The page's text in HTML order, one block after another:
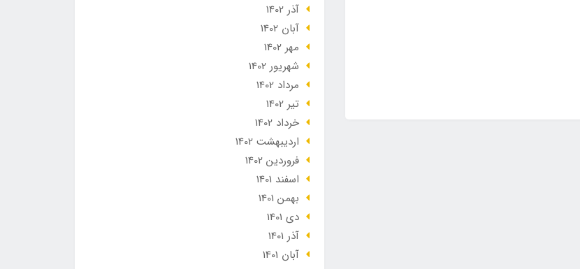
آذر 1402
آبان 1402
مهر 1402
شهریور 1402
مرداد 1402
تير 1402
خرداد 1402
ارديبهشت 1402
فروردین 1402
اسفند 1401
بهمن 1401
دی 1401
آذر 1401
آبان 1401